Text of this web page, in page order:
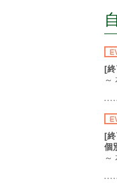
[終
～
[終
個
～